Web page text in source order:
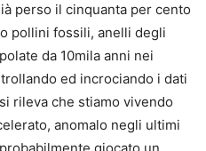
perso il cinquanta per cento
pollini fossili, anelli degli
da 10mila anni nei
ed incrociando i dati
rileva che stiamo vivendo
anomalo negli ultimi